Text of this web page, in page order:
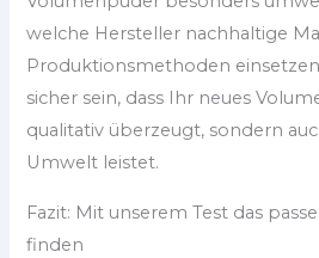
welche Hersteller nachhaltige
Produktionsmethoden
sicher sein, dass Ihr neues
qualitativ überzeugt, sondern
Umwelt leistet.
Fazit: Mit unserem Test das
finden